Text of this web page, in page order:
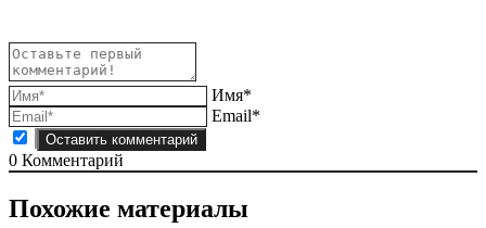
Имя*
Email*
0 Комментарий
Похожие материалы